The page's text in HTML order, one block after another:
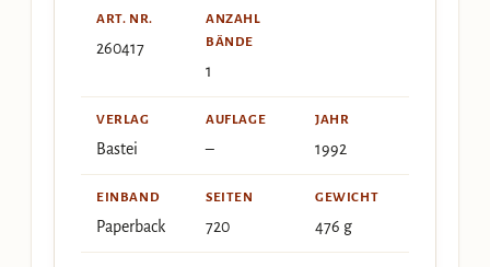
ART. NR.
260417
ANZAHL
BÄNDE
1
VERLAG
Bastei
AUFLAGE
–
JAHR
1992
EINBAND
Paperback
SEITEN
720
GEWICHT
476 g